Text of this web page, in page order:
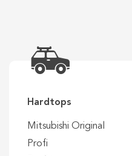
Hardtops
Mitsubishi Original
Profi